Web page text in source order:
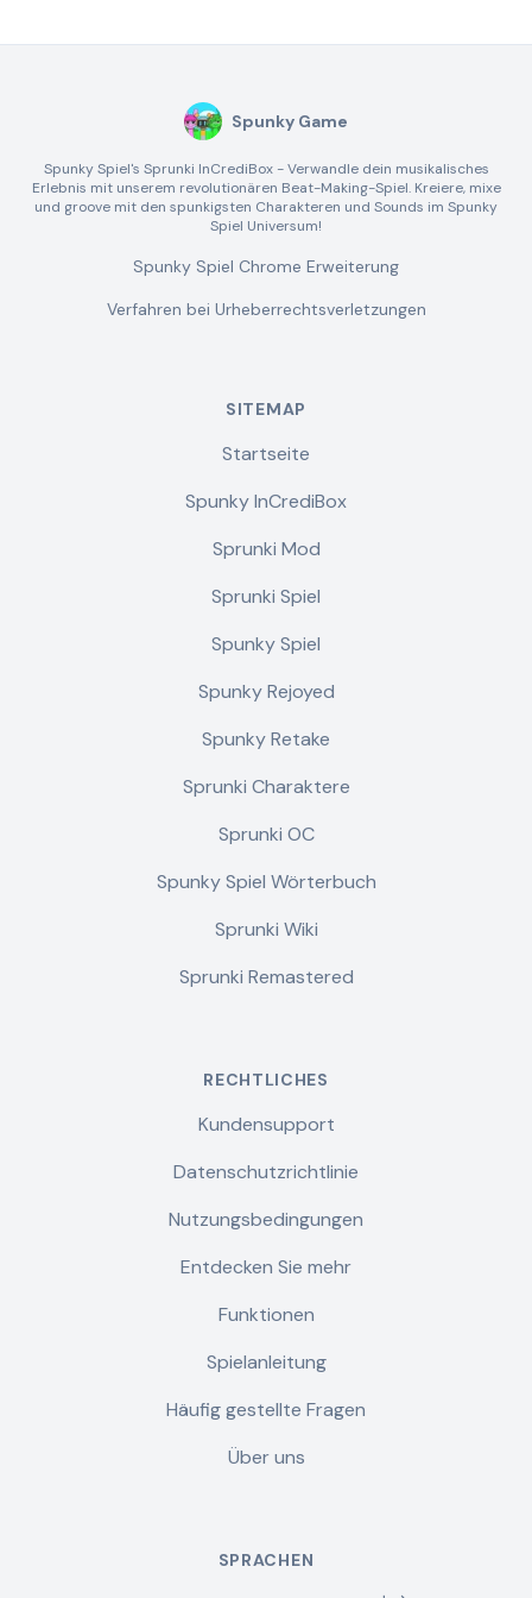
Spunky Game
Spunky Spiel's Sprunki InCrediBox - Verwandle dein musikalisches
Erlebnis mit unserem revolutionären Beat-Making-Spiel. Kreiere, mixe
und groove mit den spunkigsten Charakteren und Sounds im Spunky
Spiel Universum!
Spunky Spiel Chrome Erweiterung
Verfahren bei Urheberrechtsverletzungen
SITEMAP
Startseite
Spunky InCrediBox
Sprunki Mod
Sprunki Spiel
Spunky Spiel
Spunky Rejoyed
Spunky Retake
Sprunki Charaktere
Sprunki OC
Spunky Spiel Wörterbuch
Sprunki Wiki
Sprunki Remastered
RECHTLICHES
Kundensupport
Datenschutzrichtlinie
Nutzungsbedingungen
Entdecken Sie mehr
Funktionen
Spielanleitung
Häufig gestellte Fragen
Über uns
SPRACHEN